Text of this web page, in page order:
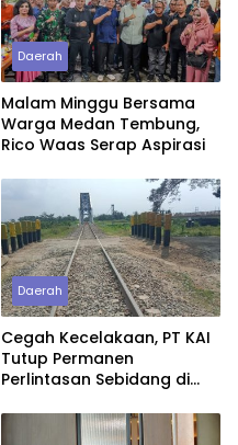
Daerah
Malam Minggu Bersama
Warga Medan Tembung,
Rico Waas Serap Aspirasi
Daerah
Cegah Kecelakaan, PT KAI
Tutup Permanen
Perlintasan Sebidang di